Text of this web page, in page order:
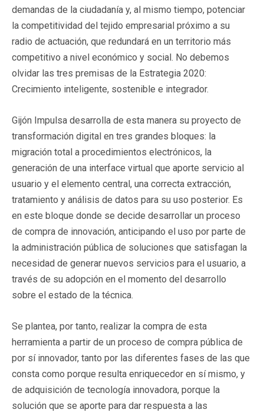
demandas de la ciudadanía y, al mismo tiempo, potenciar
la competitividad del tejido empresarial próximo a su
radio de actuación, que redundará en un territorio más
competitivo a nivel económico y social. No debemos
olvidar las tres premisas de la Estrategia 2020:
Crecimiento inteligente, sostenible e integrador.
Gijón Impulsa desarrolla de esta manera su proyecto de
transformación digital en tres grandes bloques: la
migración total a procedimientos electrónicos, la
generación de una interface virtual que aporte servicio al
usuario y el elemento central, una correcta extracción,
tratamiento y análisis de datos para su uso posterior. Es
en este bloque donde se decide desarrollar un proceso
de compra de innovación, anticipando el uso por parte de
la administración pública de soluciones que satisfagan la
necesidad de generar nuevos servicios para el usuario, a
través de su adopción en el momento del desarrollo
sobre el estado de la técnica.
Se plantea, por tanto, realizar la compra de esta
herramienta a partir de un proceso de compra pública de
por sí innovador, tanto por las diferentes fases de las que
consta como porque resulta enriquecedor en sí mismo, y
de adquisición de tecnología innovadora, porque la
solución que se aporte para dar respuesta a las